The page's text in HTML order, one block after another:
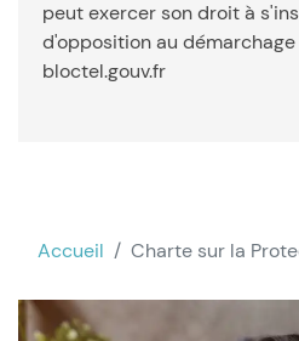
peut exercer son droit à
d'opposition au
bloctel.gouv.fr
Accueil Charte sur la